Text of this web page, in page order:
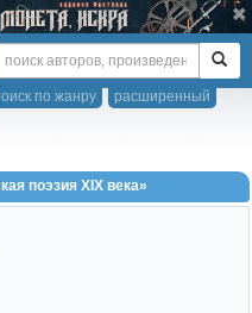
расширенный
по жанру
поэзия XIX века»